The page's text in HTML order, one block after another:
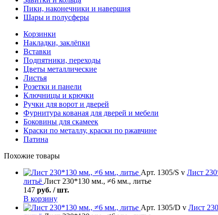
Пики, наконечники и навершия
Шары и полусферы
Корзинки
Накладки, заклёпки
Вставки
Подпятники, переходы
Цветы металлические
Листья
Розетки и панели
Ключницы и крючки
Ручки для ворот и дверей
Фурнитура кованая для дверей и мебели
Боковины для скамеек
Краски по металлу, краски по ржавчине
Патина
Похожие товары
Арт. 1305/S v Лист
литьё Лист 230*130 мм., ≠6 мм., литье
147 руб. / шт.
В корзину
Арт. 1305/D v Лист